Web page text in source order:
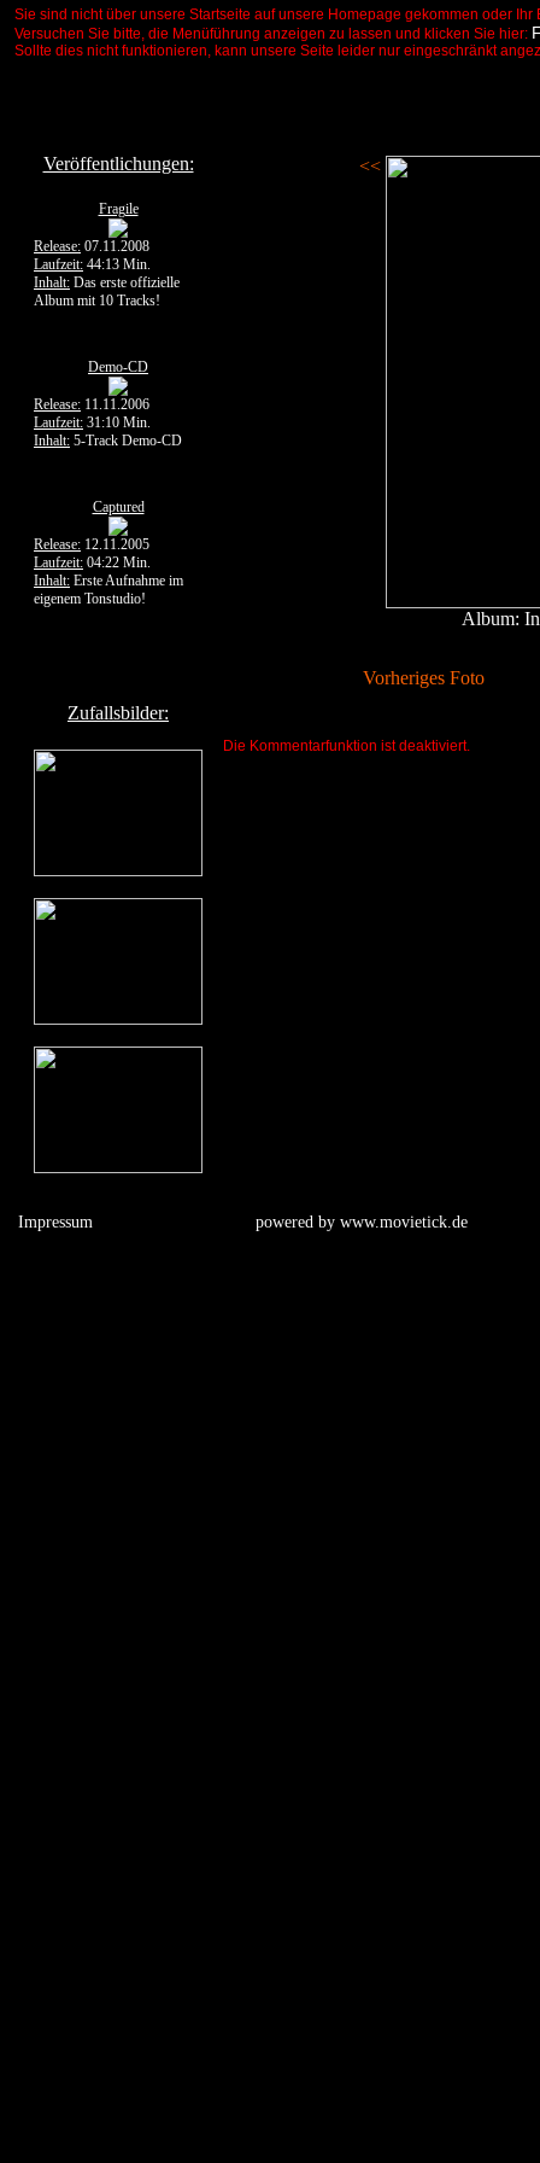
Sie sind nicht über unsere Startseite auf unsere Homepage gekommen oder
Versuchen Sie bitte, die Menüführung anzeigen zu lassen und klicken Sie hier:
Sollte dies nicht funktionieren, kann unsere Seite leider nur eingeschränkt
Veröffentlichungen:
Fragile
Release: 07.11.2008
Laufzeit: 44:13 Min.
Inhalt: Das erste offizielle
Album mit 10 Tracks!
Demo-CD
Release: 11.11.2006
Laufzeit: 31:10 Min.
Inhalt: 5-Track Demo-CD
Captured
Release: 12.11.2005
Laufzeit: 04:22 Min.
Inhalt: Erste Aufnahme im
eigenem Tonstudio!
Zufallsbilder:
<<
Album:
Vorheriges Foto
Die Kommentarfunktion ist deaktiviert.
Impressum powered by www.movietick.de